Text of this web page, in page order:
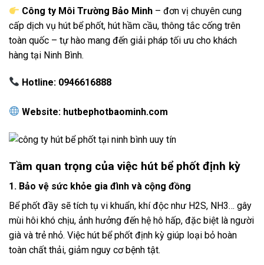
Công ty Môi Trường Bảo Minh – đơn vị chuyên cung
cấp dịch vụ hút bể phốt, hút hầm cầu, thông tắc cống trên
toàn quốc – tự hào mang đến giải pháp tối ưu cho khách
hàng tại Ninh Bình.
Hotline: 0946616888
Website: hutbephotbaominh.com
Tầm quan trọng của việc hút bể phốt định kỳ
1. Bảo vệ sức khỏe gia đình và cộng đồng
Bể phốt đầy sẽ tích tụ vi khuẩn, khí độc như H2S, NH3… gây
mùi hôi khó chịu, ảnh hưởng đến hệ hô hấp, đặc biệt là người
già và trẻ nhỏ. Việc hút bể phốt định kỳ giúp loại bỏ hoàn
toàn chất thải, giảm nguy cơ bệnh tật.